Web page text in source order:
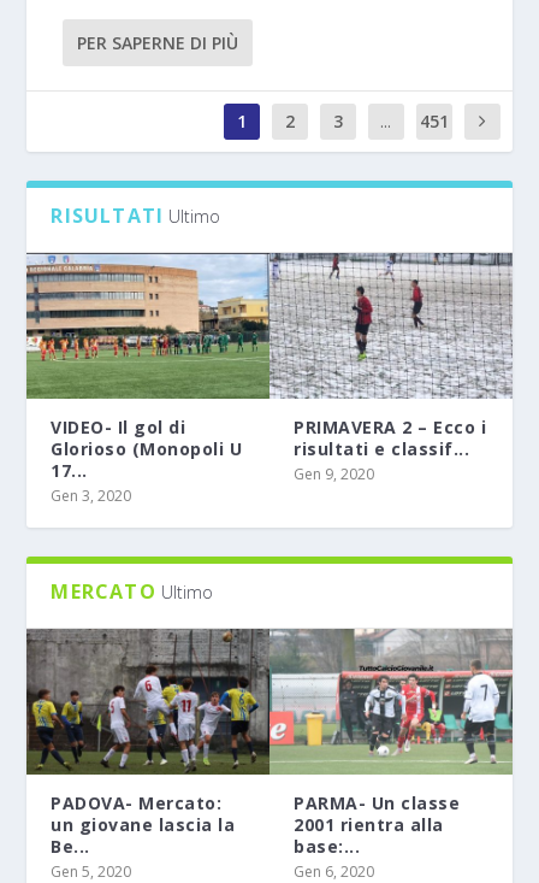
PER SAPERNE DI PIÙ
1 2 3 ...
451
0
RISULTATI Ultimo
VIDEO- Il gol di
Glorioso (Monopoli U
17...
Gen 3, 2020
PRIMAVERA 2 – Ecco i
risultati e classif...
Gen 9, 2020
MERCATO Ultimo
PADOVA- Mercato:
un giovane lascia la
Be...
Gen 5, 2020
PARMA- Un classe
2001 rientra alla
base:...
Gen 6, 2020